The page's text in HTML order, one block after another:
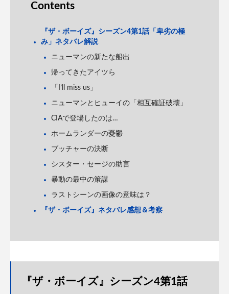
Contents
『ザ・ボーイズ』シーズン4第1話「卑劣の極
み」ネタバレ解説
ニューマンの新たな船出
帰ってきたアイツら
「I’ll miss us」
ニューマンとヒューイの「相互確証破壊」
CIAで登場したのは…
ホームランダーの憂鬱
ブッチャーの決断
シスター・セージの助言
暴動の最中の策謀
ラストシーンの画像の意味は？
『ザ・ボーイズ』ネタバレ感想＆考察
『ザ・ボーイズ』シーズン4第1話